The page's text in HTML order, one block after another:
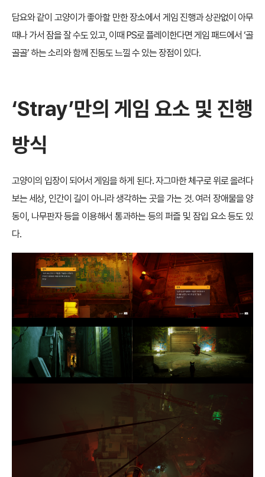
담요와 같이 고양이가 좋아할 만한 장소에서 게임 진행과 상관없이 아무
때나 가서 잠을 잘 수도 있고, 이때 PS로 플레이한다면 게임 패드에서 ‘골
골골’ 하는 소리와 함께 진동도 느낄 수 있는 장점이 있다.
‘Stray’만의 게임 요소 및 진행
방식
고양이의 입장이 되어서 게임을 하게 된다. 자그마한 체구로 위로 올려다
보는 세상, 인간이 길이 아니라 생각하는 곳을 가는 것. 여러 장애물을 양
동이, 나무판자 등을 이용해서 통과하는 등의 퍼즐 및 잠입 요소 등도 있
다.